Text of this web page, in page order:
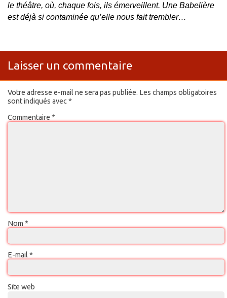
le théâtre, où, chaque fois, ils émerveillent. Une Babelière
est déjà si contaminée qu’elle nous fait trembler…
Laisser un commentaire
Votre adresse e-mail ne sera pas publiée. Les champs obligatoires
sont indiqués avec*
Commentaire *
Nom *
E-mail*
Site web